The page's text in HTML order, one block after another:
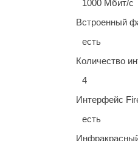
1000 Мбит/с
Встроенный
есть
Количество
4
Интерфейс
есть